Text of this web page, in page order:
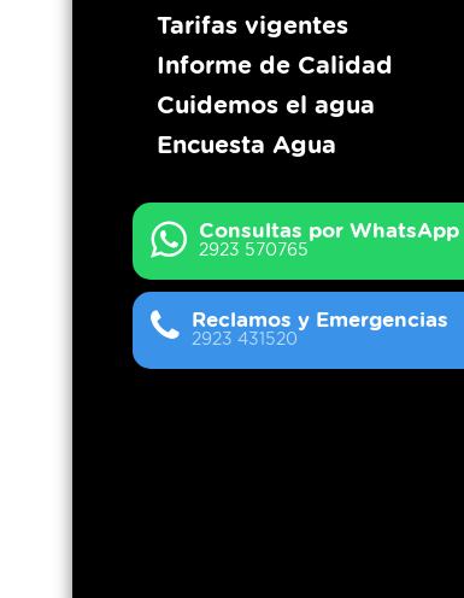
Tarifas vigentes
Informe de Calidad
Cuidemos el agua
Encuesta Agua
Consultas por WhatsApp
2923 570765
Reclamos y Emergencias
2923 431520